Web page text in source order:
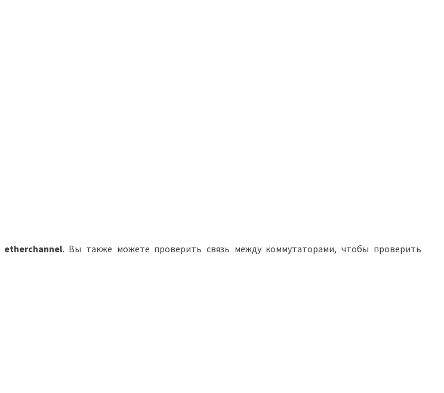
etherchannel. Вы также можете проверить связь между коммутаторами, чтобы проверить